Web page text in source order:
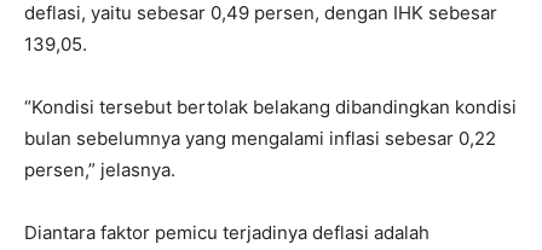
deflasi, yaitu sebesar 0,49 persen, dengan IHK sebesar
139,05.
“Kondisi tersebut bertolak belakang dibandingkan kondisi
bulan sebelumnya yang mengalami inflasi sebesar 0,22
persen,” jelasnya.
Diantara faktor pemicu terjadinya deflasi adalah